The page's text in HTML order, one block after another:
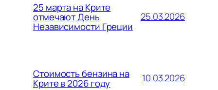
25 марта на Крите
отмечают День
Независимости Греции
25.03.2026
Стоимость бензина на
Крите в 2026 году 10.03.2026